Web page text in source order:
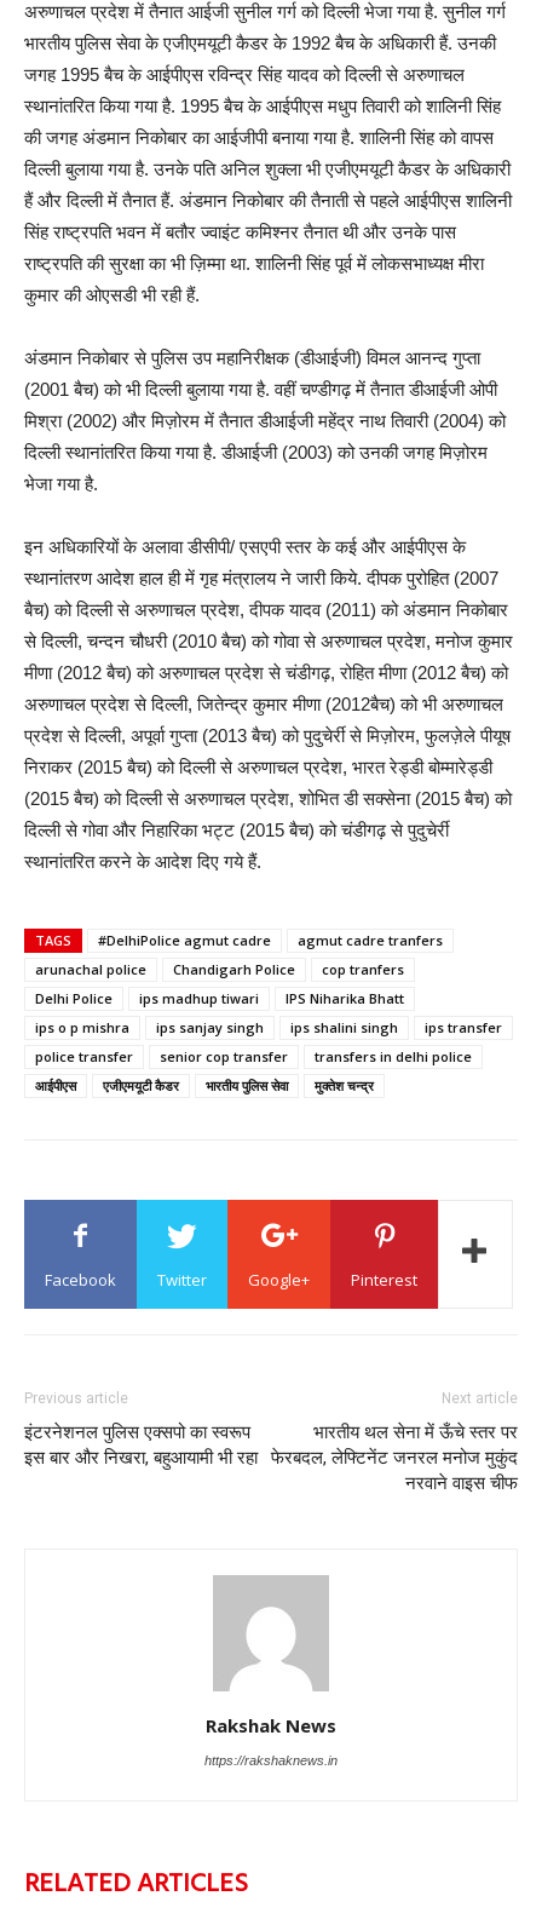
अरुणाचल प्रदेश में तैनात आईजी सुनील गर्ग को दिल्ली भेजा गया है. सुनील गर्ग
भारतीय पुलिस सेवा के एजीएमयूटी कैडर के 1992 बैच के अधिकारी हैं. उनकी
जगह 1995 बैच के आईपीएस रविन्द्र सिंह यादव को दिल्ली से अरुणाचल
स्थानांतरित किया गया है. 1995 बैच के आईपीएस मधुप तिवारी को शालिनी सिंह
की जगह अंडमान निकोबार का आईजीपी बनाया गया है. शालिनी सिंह को वापस
दिल्ली बुलाया गया है. उनके पति अनिल शुक्ला भी एजीएमयूटी कैडर के अधिकारी
हैं और दिल्ली में तैनात हैं. अंडमान निकोबार की तैनाती से पहले आईपीएस शालिनी
सिंह राष्ट्रपति भवन में बतौर ज्वाइंट कमिश्नर तैनात थी और उनके पास
राष्ट्रपति की सुरक्षा का भी ज़िम्मा था. शालिनी सिंह पूर्व में लोकसभाध्यक्ष मीरा
कुमार की ओएसडी भी रही हैं.
अंडमान निकोबार से पुलिस उप महानिरीक्षक (डीआईजी) विमल आनन्द गुप्ता
(2001 बैच) को भी दिल्ली बुलाया गया है. वहीं चण्डीगढ़ में तैनात डीआईजी ओपी
मिश्रा (2002) और मिज़ोरम में तैनात डीआईजी महेंद्र नाथ तिवारी (2004) को
दिल्ली स्थानांतरित किया गया है. डीआईजी (2003) को उनकी जगह मिज़ोरम
भेजा गया है.
इन अधिकारियों के अलावा डीसीपी/ एसएपी स्तर के कई और आईपीएस के
स्थानांतरण आदेश हाल ही में गृह मंत्रालय ने जारी किये. दीपक पुरोहित (2007
बैच) को दिल्ली से अरुणाचल प्रदेश, दीपक यादव (2011) को अंडमान निकोबार
से दिल्ली, चन्दन चौधरी (2010 बैच) को गोवा से अरुणाचल प्रदेश, मनोज कुमार
मीणा (2012 बैच) को अरुणाचल प्रदेश से चंडीगढ़, रोहित मीणा (2012 बैच) को
अरुणाचल प्रदेश से दिल्ली, जितेन्द्र कुमार मीणा (2012बैच) को भी अरुणाचल
प्रदेश से दिल्ली, अपूर्वा गुप्ता (2013 बैच) को पुदुचेर्री से मिज़ोरम, फुलज़ेले पीयूष
निराकर (2015 बैच) को दिल्ली से अरुणाचल प्रदेश, भारत रेड्डी बोम्मारेड्डी
(2015 बैच) को दिल्ली से अरुणाचल प्रदेश, शोभित डी सक्सेना (2015 बैच) को
दिल्ली से गोवा और निहारिका भट्ट (2015 बैच) को चंडीगढ़ से पुदुचेर्री
स्थानांतरित करने के आदेश दिए गये हैं.
TAGS #DelhiPolice agmut cadre
agmut cadre tranfers
arunachal police
Chandigarh Police
cop tranfers
Delhi Police
ips madhup tiwari
IPS Niharika Bhatt
ips o p mishra
ips sanjay singh ips shalini singh
ips transfer
police transfer
senior cop transfer
transfers in delhi police
आईपीएस
एजीएमयूटी कैडर भारतीय पुलिस सेवा मुक्तेश चन्द्र
Facebook Twitter Google+ Pinterest
Previous article
इंटरनेशनल पुलिस एक्सपो का स्वरूप
इस बार और निखरा, बहुआयामी भी रहा
Next article
भारतीय थल सेना में ऊँचे स्तर पर
फेरबदल, लेफ्टिनेंट जनरल मनोज मुकुंद
नरवाने वाइस चीफ
Rakshak News
https://rakshaknews.in
RELATED ARTICLES